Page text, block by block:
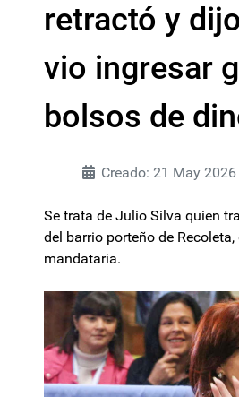
retractó y
vio ingresar
bolsos de
Creado: 21 May 2026
Se trata de Julio Silva quien
del barrio porteño de
mandataria.